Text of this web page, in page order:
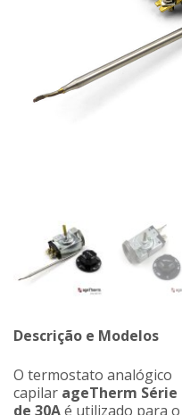
Descrição e Modelos
O termostato analógico
capilar ageTherm Série
de 30Aé utilizado para o